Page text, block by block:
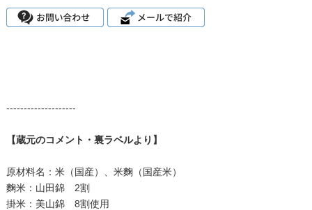
--------------------
【蔵元のコメント・裏ラベルより】
原材料名：米（国産）、米麴（国産米）
麴米：山田錦 2割
掛米：美山錦 8割使用